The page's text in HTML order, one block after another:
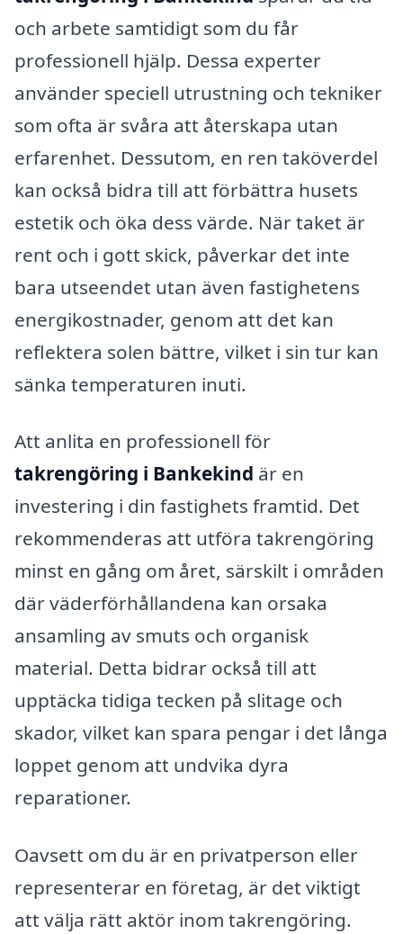
och arbete samtidigt som du får
professionell hjälp. Dessa experter
använder speciell utrustning och tekniker
som ofta är svåra att återskapa utan
erfarenhet. Dessutom, en ren taköverdel
kan också bidra till att förbättra husets
estetik och öka dess värde. När taket är
rent och i gott skick, påverkar det inte
bara utseendet utan även fastighetens
energikostnader, genom att det kan
reflektera solen bättre, vilket i sin tur kan
sänka temperaturen inuti.
Att anlita en professionell för
takrengöring i Bankekind är en
investering i din fastighets framtid. Det
rekommenderas att utföra takrengöring
minst en gång om året, särskilt i områden
där väderförhållandena kan orsaka
ansamling av smuts och organisk
material. Detta bidrar också till att
upptäcka tidiga tecken på slitage och
skador, vilket kan spara pengar i det långa
loppet genom att undvika dyra
reparationer.
Oavsett om du är en privatperson eller
representerar en företag, är det viktigt
att välja rätt aktör inom takrengöring.